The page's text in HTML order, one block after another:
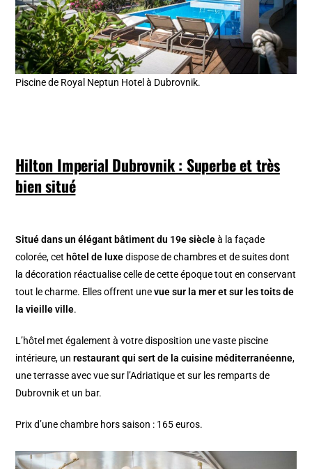
Piscine de Royal Neptun Hotel à Dubrovnik.
Hilton Imperial Dubrovnik : Superbe et très
bien situé
Situé dans un élégant bâtiment du 19e siècleà la façade
colorée, cet hôtel de luxedispose de chambres et de suites dont
la décoration réactualise celle de cette époque tout en conservant
tout le charme. Elles offrent unevue sur la mer et sur les toits de
la vieille ville.
L’hôtel met également à votre disposition une vaste piscine
intérieure, unrestaurant qui sert de la cuisine méditerranéenne,
une terrasse avec vue sur l’Adriatique et sur les remparts de
Dubrovnik et un bar.
Prix d’une chambre hors saison : 165 euros.